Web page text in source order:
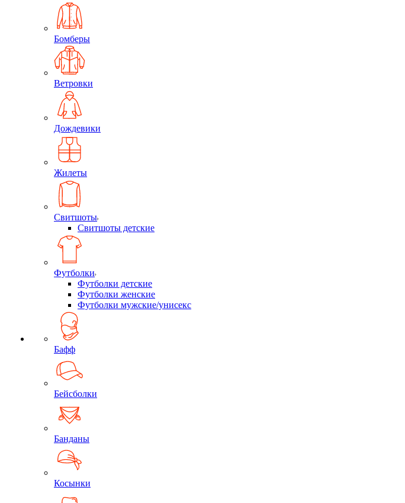
Бомберы
Ветровки
Дождевики
Жилеты
Свитшоты
Свитшоты детские
Футболки
Футболки детские
Футболки женские
Футболки мужские/унисекс
Бафф
Бейсболки
Банданы
Косынки